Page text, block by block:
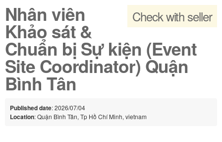
Check with seller
Nhân viên
Khảo sát &
Chuẩn bị Sự kiện (Event
Site Coordinator) Quận
Bình Tân
Published date: 2026/07/04
Location: Quận Bình Tân, Tp Hồ Chí Minh, vietnam